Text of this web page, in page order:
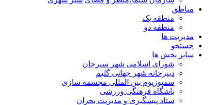
مناطق
منطقه یک
منطقه دو
مدیریت ها
جستجو
سایر بخش ها
شورای اسلامی شهر سیرجان
دبیرخانه شهر جهانی گلیم
سمپوزیوم بین المللی مجسمه سازی
باشگاه فرهنگی ورزشی
ستاد پیشگیری و مدیریت بحران